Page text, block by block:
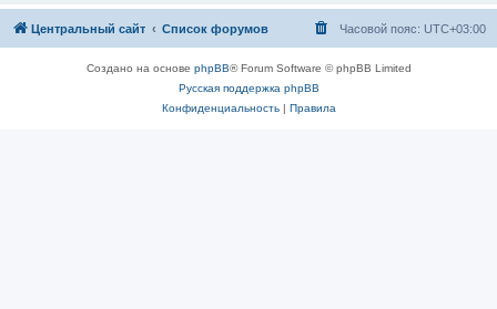
Центральный сайт Список форумов Часовой пояс: UTC+03:00
Создано на основе phpBB® Forum Software © phpBB Limited
Русская поддержка phpBB
Конфиденциальность| Правила